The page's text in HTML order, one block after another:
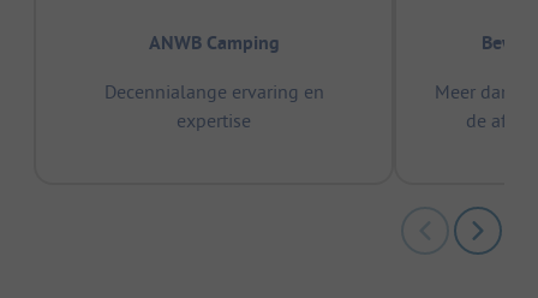
ANWB Camping
Decennialange ervaring en
expertise
Meer dan
de